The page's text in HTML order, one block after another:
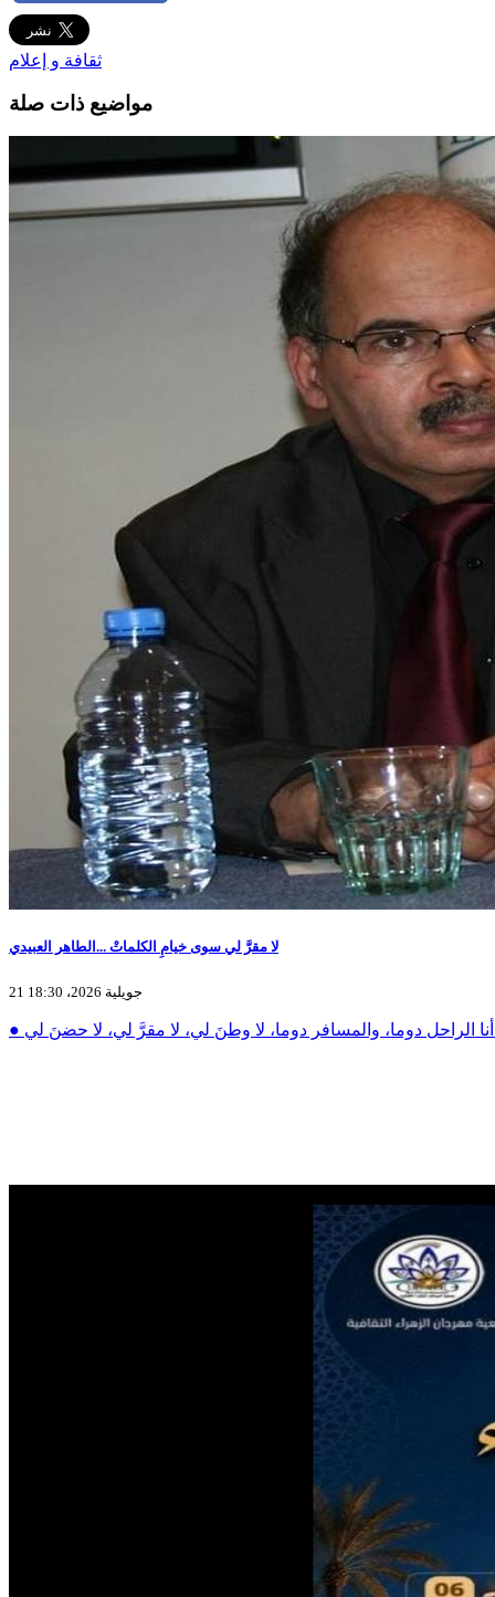
ثقافة و إعلام
مواضيع ذات صلة
لا مقرَّ لي سوى خيامِ الكلماتْ ...الطاهر العبيدي
21 جويلية 2026، 18:30